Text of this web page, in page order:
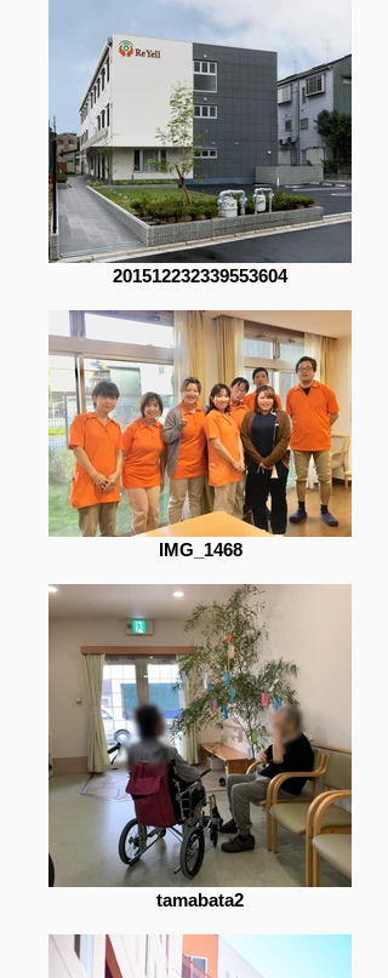
201512232339553604
IMG_1468
tamabata2